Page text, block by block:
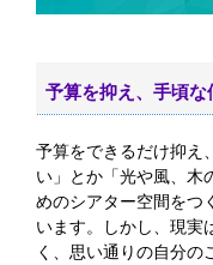
予算を抑え、手頃
予算をできるだけ抑え
い」とか「光や風、木
めのシアター空間をつ
います。しかし、現実
く、思い通りの自分